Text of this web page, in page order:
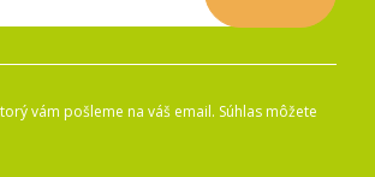
vám pošleme na váš email. Súhlas môžete